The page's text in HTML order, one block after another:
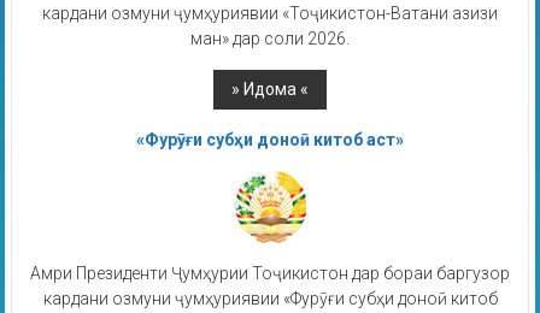
кардани озмуни ҷумҳуриявии «Тоҷикистон-Ватани азизи
ман» дар соли 2026.
«Фурӯғи субҳи доноӣ китоб аст»
Амри Президенти Ҷумҳурии Тоҷикистон дар бораи баргузор
кардани озмуни ҷумҳуриявии «Фурӯғи субҳи доноӣ китоб